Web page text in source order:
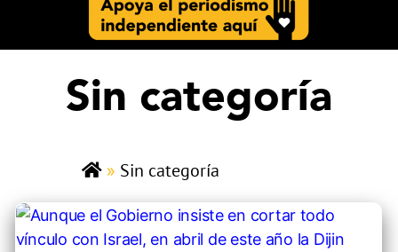
Sin categoría
» Sin categoría